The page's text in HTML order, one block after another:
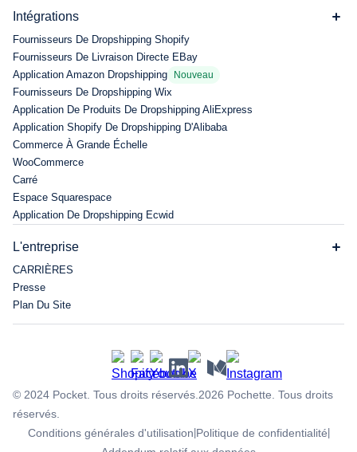
Intégrations
Fournisseurs De Dropshipping Shopify
Fournisseurs De Livraison Directe EBay
Application Amazon Dropshipping
Nouveau
Fournisseurs De Dropshipping Wix
Application De Produits De Dropshipping AliExpress
Application Shopify De Dropshipping D'Alibaba
Commerce À Grande Échelle
WooCommerce
Carré
Espace Squarespace
Application De Dropshipping Ecwid
L'entreprise
CARRIÈRES
Presse
Plan Du Site
© 2024 Pocket. Tous droits réservés. 2026 Pochette. Tous droits
réservés.
Conditions générales d'utilisation Politique de confidentialité